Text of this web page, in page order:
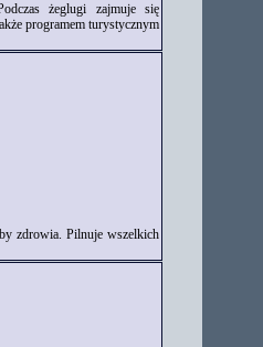
żeglugi zajmuje się
programem turystycznym
zdrowia. Pilnuje wszelkich